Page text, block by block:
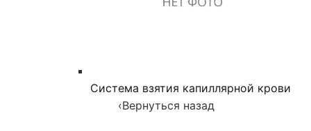
Система взятия капиллярной крови
‹Вернуться назад